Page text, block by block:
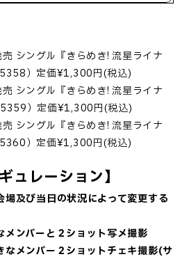
シングル『きらめき! 流星ライナ
）定価¥1,300円(税込)
シングル『きらめき! 流星ライナ
）定価¥1,300円(税込)
シングル『きらめき! 流星ライナ
）定価¥1,300円(税込)
ュレーション】
及び当日の状況によって変更する
ンバーと２ショット写メ撮影
メンバー２ショットチェキ撮影(サ